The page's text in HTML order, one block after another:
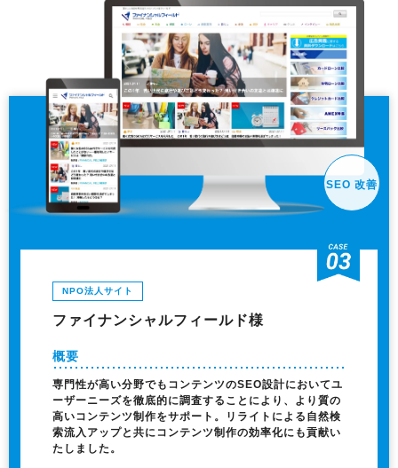
SEO 改善
NPO法人サイト
ファイナンシャルフィールド様
概要
専門性が高い分野でもコンテンツのSEO設計においてユ
ーザーニーズを徹底的に調査することにより、より質の
高いコンテンツ制作をサポート。リライトによる自然検
索流入アップと共にコンテンツ制作の効率化にも貢献い
たしました。